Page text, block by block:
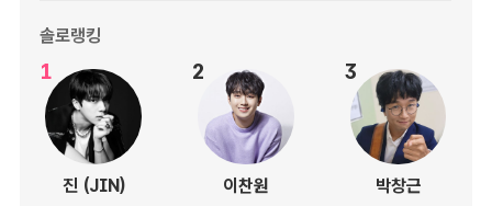
솔로랭킹
1
진 (JIN)
2
이찬원
3
박창근